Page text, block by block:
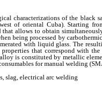
characterizations of the black
of oriental Cuba). Starting
allows to obtain
being processed by
with liquid glass. The
that correspond with
is constituted by metallic
for manual welding
slag, electrical arc welding